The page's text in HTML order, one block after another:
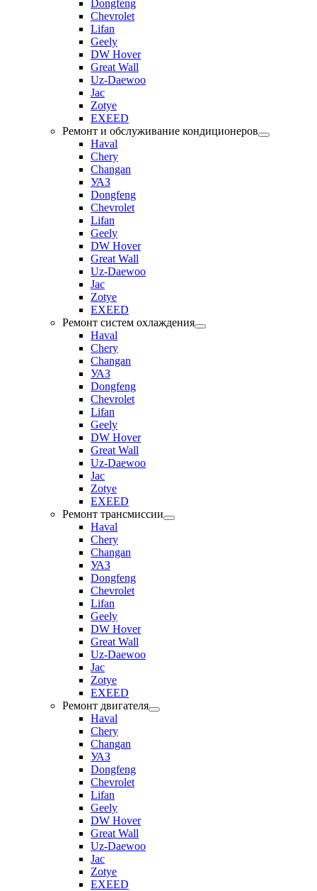
Dongfeng
Chevrolet
Lifan
Geely
DW Hover
Great Wall
Uz-Daewoo
Jac
Zotye
EXEED
Ремонт и обслуживание кондиционеров
Haval
Chery
Changan
УАЗ
Dongfeng
Chevrolet
Lifan
Geely
DW Hover
Great Wall
Uz-Daewoo
Jac
Zotye
EXEED
Ремонт систем охлаждения
Haval
Chery
Changan
УАЗ
Dongfeng
Chevrolet
Lifan
Geely
DW Hover
Great Wall
Uz-Daewoo
Jac
Zotye
EXEED
Ремонт трансмиссии
Haval
Chery
Changan
УАЗ
Dongfeng
Chevrolet
Lifan
Geely
DW Hover
Great Wall
Uz-Daewoo
Jac
Zotye
EXEED
Ремонт двигателя
Haval
Chery
Changan
УАЗ
Dongfeng
Chevrolet
Lifan
Geely
DW Hover
Great Wall
Uz-Daewoo
Jac
Zotye
EXEED